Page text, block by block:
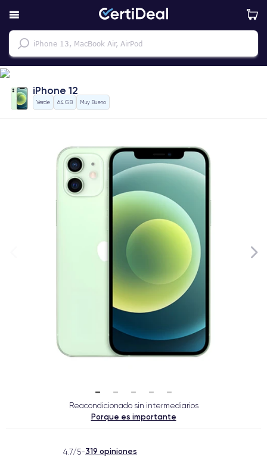
iPhone 12
Verde 64 GB Muy Bueno
Reacondicionado sin intermediarios
Porque es importante
4.7/5-319 opiniones